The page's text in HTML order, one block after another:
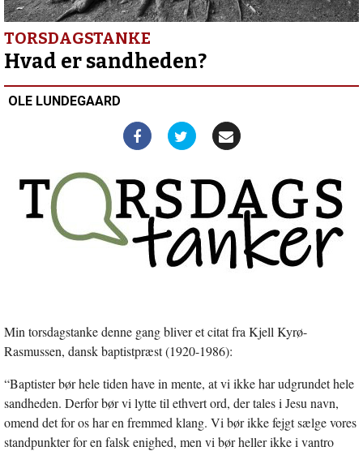
globalt
blik
på
lokal
mission
TORSDAGSTANKE
Hvad er sandheden?
OLE LUNDEGAARD
Min torsdagstanke denne gang bliver et citat fra Kjell Kyrø-
Rasmussen, dansk baptistpræst (1920-1986):
“Baptister bør hele tiden have in mente, at vi ikke har udgrundet hele
sandheden. Derfor bør vi lytte til ethvert ord, der tales i Jesu navn,
omend det for os har en fremmed klang. Vi bør ikke fejgt sælge vores
standpunkter for en falsk enighed, men vi bør heller ikke i vantro